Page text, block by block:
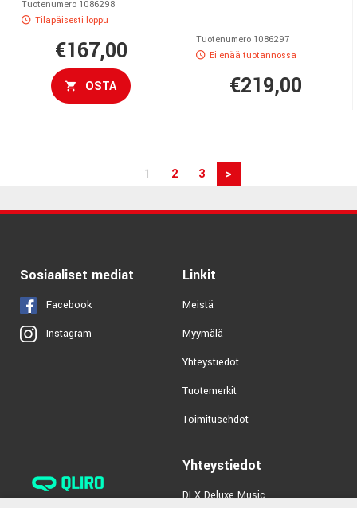
Tuotenumero 1086298
Tilapäisesti loppu
€167,00
OSTA
Tuotenumero 1086297
Ei enää tuotannossa
€219,00
1 2 3 >
Sosiaaliset mediat
Facebook
Instagram
Linkit
Meistä
Myymälä
Yhteystiedot
Tuotemerkit
Toimitusehdot
Yhteystiedot
DLX Deluxe Music